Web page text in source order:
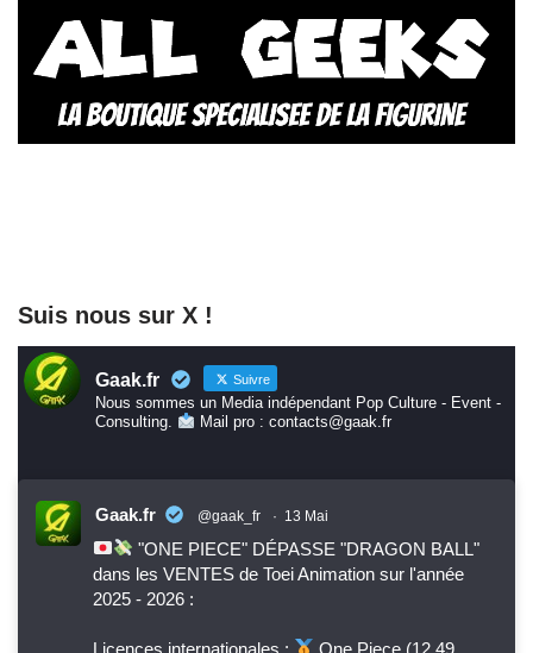
Suis nous sur X !
Gaak.fr Suivre
Nous sommes un Media indépendant Pop Culture - Event -
Consulting.
Mail pro : contacts@gaak.fr
Gaak.fr @gaak_fr · 13 Mai
"ONE PIECE" DÉPASSE "DRAGON BALL"
dans les VENTES de Toei Animation sur l'année
2025 - 2026 :
Licences internationales : One Piece (12,49